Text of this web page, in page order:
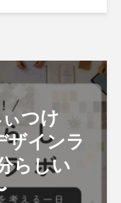
つけ
ザインラ
らしい